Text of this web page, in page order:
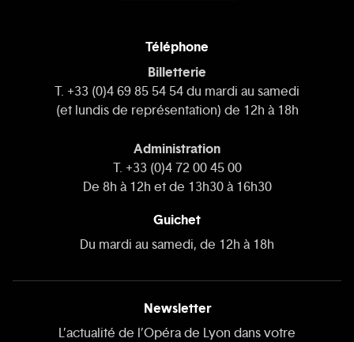
Téléphone
Billetterie
T. +33 (0)4 69 85 54 54 du mardi au samedi
(et lundis de représentation) de 12h à 18h
Administration
T. +33 (0)4 72 00 45 00
De 8h à 12h et de 13h30 à 16h30
Guichet
Du mardi au samedi, de 12h à 18h
Newsletter
L’actualité de l’Opéra de Lyon dans votre